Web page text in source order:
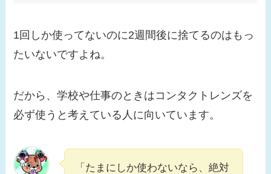
1回しか使ってないのに2週間後に捨てるのはもっ
たいないですよね。
だから、学校や仕事のときはコンタクトレンズを
必ず使うと考えている人に向いています。
「たまにしか使わないなら、絶対